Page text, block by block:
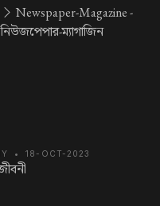
Newspaper-Magazine -
নিউজপেপার-ম্যাগাজিন
• 18-OCT-2023